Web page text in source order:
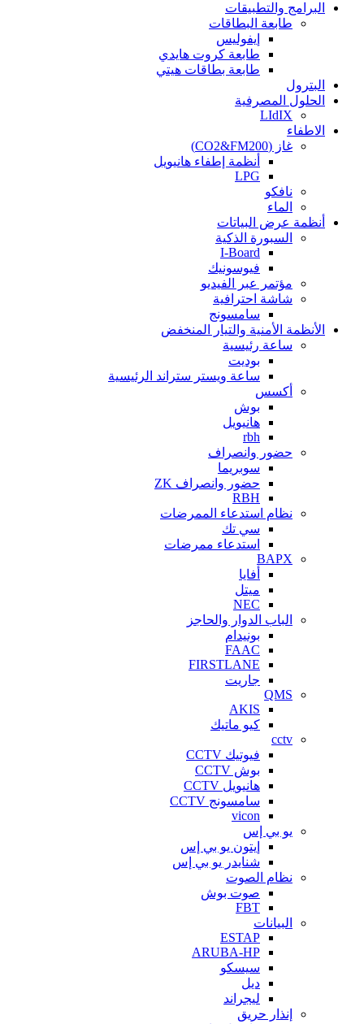
البرامج والتطبيقات
طابعة البطاقات
إيفوليس
طابعة كروت هايدي
طابعة بطاقات هيتي
البترول
الحلول المصرفية
LIdIX
الاطفاء
غاز (CO2&FM200)
أنظمة إطفاء هانيويل
LPG
نافكو
الماء
أنظمة عرض البياتات
السبورة الذكية
I-Board
فيوسونيك
مؤتمر عبر الفيديو
شاشة احترافية
سامسونج
الأنظمة الأمنية والتيار المنخفض
ساعة رئيسية
بوديت
ساعة ويستر ستراند الرئيسية
أكسس
بوش
هانيويل
rbh
حضور وانصراف
سوبريما
حضور وانصراف ZK
RBH
نظام استدعاء الممرضات
سي تك
استدعاء ممرضات
BAPX
أفايا
ميتل
NEC
الباب الدوار والحاجز
بونيدام
FAAC
FIRSTLANE
جاريت
QMS
AKIS
كيو ماتيك
cctv
فيوتيك CCTV
بوش CCTV
هانيويل CCTV
سامسونج CCTV
vicon
يو بي إس
إيتون يو بي إس
شنايدر يو بي إس
نظام الصوت
صوت بوش
FBT
البيانات
ESTAP
ARUBA-HP
سيسكو
ديل
ليجراند
إنذار حريق